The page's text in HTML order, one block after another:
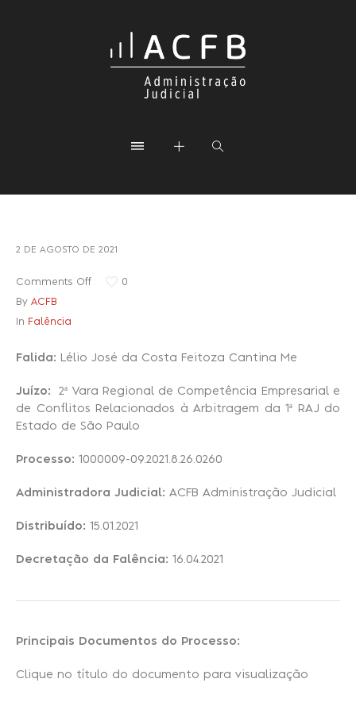
Recuperação Judicial
2 DE AGOSTO DE 2021
Comments Off 0
By ACFB
In Falência
Falida: Lélio José da Costa Feitoza Cantina Me
Juízo:
2ª Vara Regional de Competência Empresarial e
de Conflitos Relacionados à Arbitragem da 1ª RAJ do
Estado de São Paulo
Processo: 1000009-09.2021.8.26.0260
Administradora Judicial: ACFB Administração Judicial
Distribuído: 15.01.2021
Decretação da Falência: 16.04.2021
Principais Documentos do Processo:
Clique no título do documento para visualização